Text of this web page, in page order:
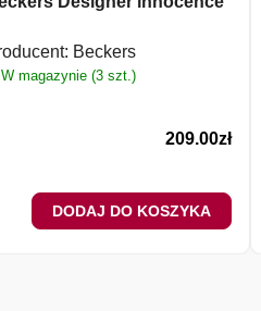
Beckers
magazynie (3 szt.)
209.00zł
DODAJ DO KOSZYKA